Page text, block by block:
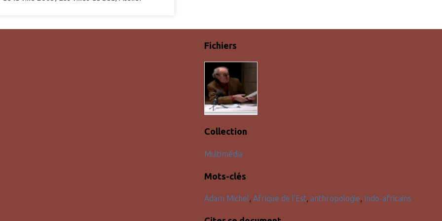
Fichiers
Collection
Multimédia
Mots-clés
Adam Michel , Afrique de l'Est, anthropologie, Indo-africains